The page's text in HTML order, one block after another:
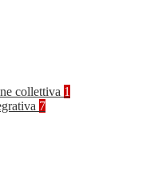
collettiva 1
7